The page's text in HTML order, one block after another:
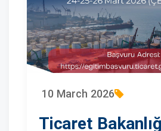
10 March 2026
Ticaret